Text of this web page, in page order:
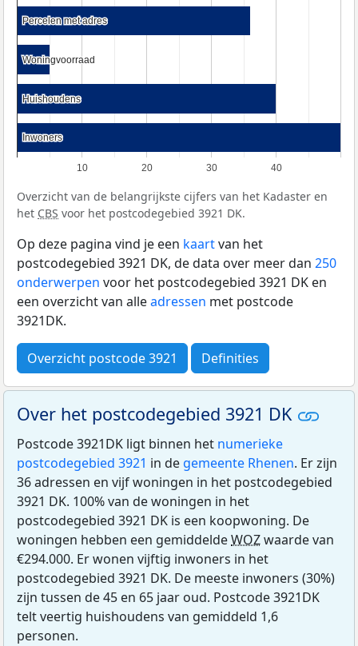
10 20 30 40
Percelen met adres
Percelen met adres
Woningvoorraad
Woningvoorraad
Huishoudens
Huishoudens
Inwoners
Inwoners
Overzicht van de belangrijkste cijfers van het Kadaster en
het CBS voor het postcodegebied 3921 DK.
Op deze pagina vind je een kaartvan het
postcodegebied 3921 DK, de data over meer dan 250
onderwerpen voor het postcodegebied 3921 DK en
een overzicht van alleadressen met postcode
3921DK.
Overzicht postcode 3921 Definities
Over het postcodegebied 3921 DK
Postcode 3921DK ligt binnen het numerieke
postcodegebied 3921 in de gemeente Rhenen. Er zijn
36 adressen en vijf woningen in het postcodegebied
3921 DK. 100% van de woningen in het
postcodegebied 3921 DK is een koopwoning. De
woningen hebben een gemiddeldeWOZwaarde van
€294.000. Er wonen vijftig inwoners in het
postcodegebied 3921 DK. De meeste inwoners (30%)
zijn tussen de 45 en 65 jaar oud. Postcode 3921DK
telt veertig huishoudens van gemiddeld 1,6
personen.